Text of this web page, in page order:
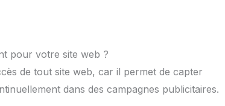
pour votre site web ?
de tout site web, car il permet de capter
dans des campagnes publicitaires.